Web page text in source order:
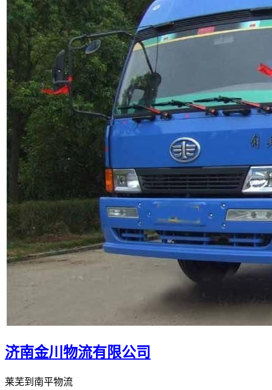
济南金川物流有限公司
莱芜到南平物流